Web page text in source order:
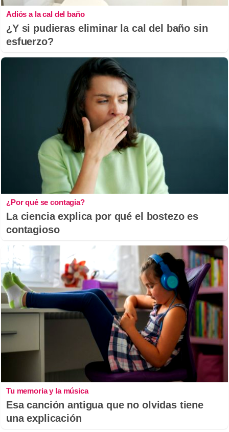
Adiós a la cal del baño
¿Y si pudieras eliminar la cal del baño sin
esfuerzo?
¿Por qué se contagia?
La ciencia explica por qué el bostezo es
contagioso
Tu memoria y la música
Esa canción antigua que no olvidas tiene
una explicación